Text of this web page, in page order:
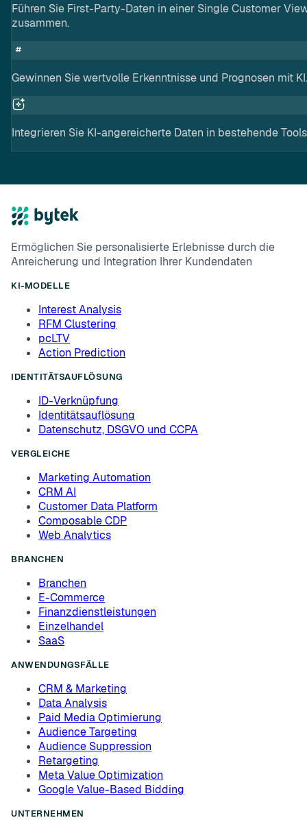
Führen Sie First-Party-Daten in einer Single Customer
zusammen.
Gewinnen Sie wertvolle Erkenntnisse und Prognosen mit KI.
Integrieren Sie KI-angereicherte Daten in bestehende
Ermöglichen Sie personalisierte Erlebnisse durch die
Anreicherung und Integration Ihrer Kundendaten
KI-MODELLE
Interest Analysis
RFM Clustering
pcLTV
Action Prediction
IDENTITÄTSAUFLÖSUNG
ID-Verknüpfung
Identitätsauflösung
Datenschutz, DSGVO und CCPA
VERGLEICHE
Marketing Automation
CRM AI
Customer Data Platform
Composable CDP
Web Analytics
BRANCHEN
Branchen
E-Commerce
Finanzdienstleistungen
Einzelhandel
SaaS
ANWENDUNGSFÄLLE
CRM & Marketing
Data Analysis
Paid Media Optimierung
Audience Targeting
Audience Suppression
Retargeting
Meta Value Optimization
Google Value-Based Bidding
UNTERNEHMEN